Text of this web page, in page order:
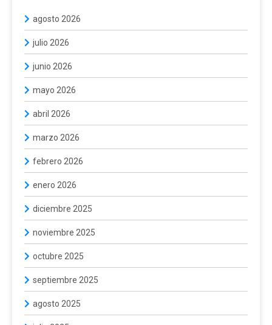
agosto 2026
julio 2026
junio 2026
mayo 2026
abril 2026
marzo 2026
febrero 2026
enero 2026
diciembre 2025
noviembre 2025
octubre 2025
septiembre 2025
agosto 2025